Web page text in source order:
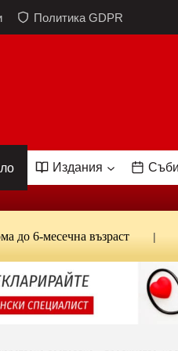
Политика GDPR
Издания
възраст Проф.